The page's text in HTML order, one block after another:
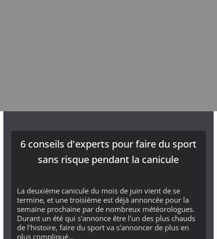
6 conseils d'experts pour faire du sport
sans risque pendant la canicule
La deuxième canicule du mois de juin vient de se
termine, et une troisième est déjà annoncée pour la
semaine prochaine par de nombreux météorologues.
Durant un été qui s'annonce être l'un des plus chauds
de l'histoire, faire du sport va s'annoncer de plus en
plus compliqué...